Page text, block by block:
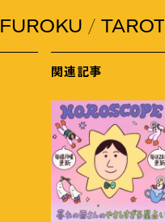
FUROKU TAROT
関連記事